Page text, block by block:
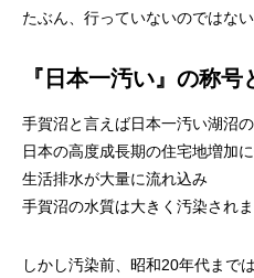
たぶん、行っていないのではない
『日本一汚い』の称
手賀沼と言えば日本一汚い湖沼
日本の高度成長期の住宅地増加
生活排水が大量に流れ込み
手賀沼の水質は大きく汚染されま
しかし汚染前、昭和20年代までは